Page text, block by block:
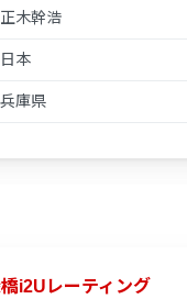
正木幹浩
日本
兵庫県
i2Uレーティング